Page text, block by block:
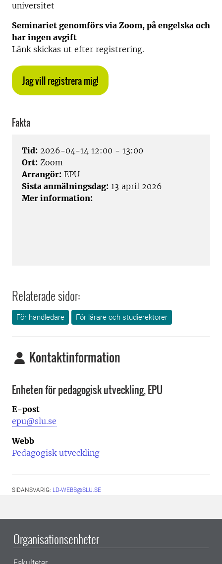
universitet
Seminariet genomförs via Zoom, på engelska och
har ingen avgift
Länk skickas ut efter registrering.
Jag vill registrera mig!
Fakta
Tid: 2026-04-14 12:00 - 13:00
Ort: Zoom
Arrangör: EPU
Sista anmälningsdag: 13 april 2026
Mer information:
Relaterade sidor:
För handledare För lärare och studierektorer
Kontaktinformation
Enheten för pedagogisk utveckling, EPU
E-post
epu@slu.se
Webb
Pedagogisk utveckling
SIDANSVARIG: LD-WEBB@SLU.SE
Organisationsenheter